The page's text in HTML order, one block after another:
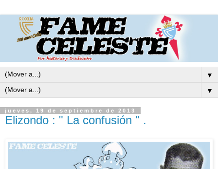
▼
▼
jueves, 19 de septiembre de 2013
Elizondo : " La confusión " .